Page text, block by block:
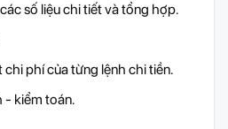
số liệu chi tiết và tổng hợp.
chi phí của từng lệnh chi tiền.
- kiểm toán.